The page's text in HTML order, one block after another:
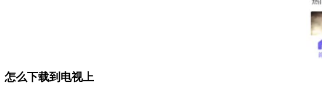
怎么下载到电视上